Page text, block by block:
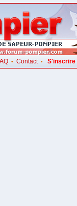
• Contact• S'inscrire